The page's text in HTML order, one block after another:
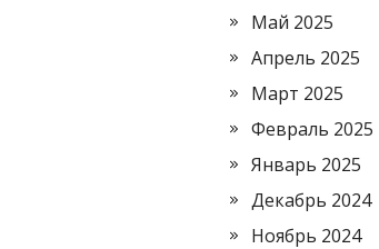
Май 2025
Апрель 2025
Март 2025
Февраль 2025
Январь 2025
Декабрь 2024
Ноябрь 2024